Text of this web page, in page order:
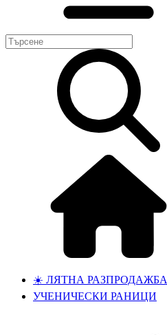
☀️ ЛЯТНА РАЗПРОДАЖБА
УЧЕНИЧЕСКИ РАНИЦИ